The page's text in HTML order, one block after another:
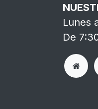
Lunes
De